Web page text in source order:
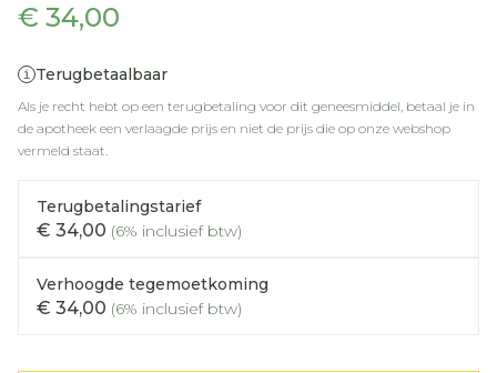
€ 34,00
Terugbetaalbaar
Als je recht hebt op een terugbetaling voor dit geneesmiddel, betaal je in
de apotheek een verlaagde prijs en niet de prijs die op onze webshop
vermeld staat.
Terugbetalingstarief
€ 34,00 (6% inclusief btw)
Verhoogde tegemoetkoming
€ 34,00 (6% inclusief btw)